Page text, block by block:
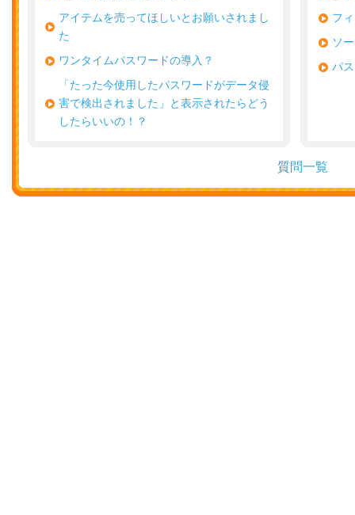
アイテムを売ってほしいとお願いされまし
た
ワンタイムパスワードの導入？
「たった今使用したパスワードがデータ侵
害で検出されました」と表示されたらどう
したらいいの！？
フ
ソ
パ
質問一覧